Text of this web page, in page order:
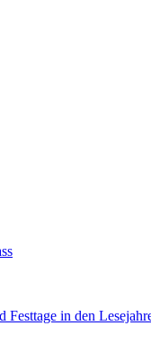
Festtage in den